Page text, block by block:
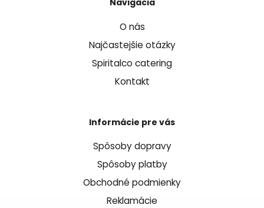
Navigácia
O nás
Najčastejšie otázky
Spiritalco catering
Kontakt
Informácie pre vás
Spôsoby dopravy
Spôsoby platby
Obchodné podmienky
Reklamácie